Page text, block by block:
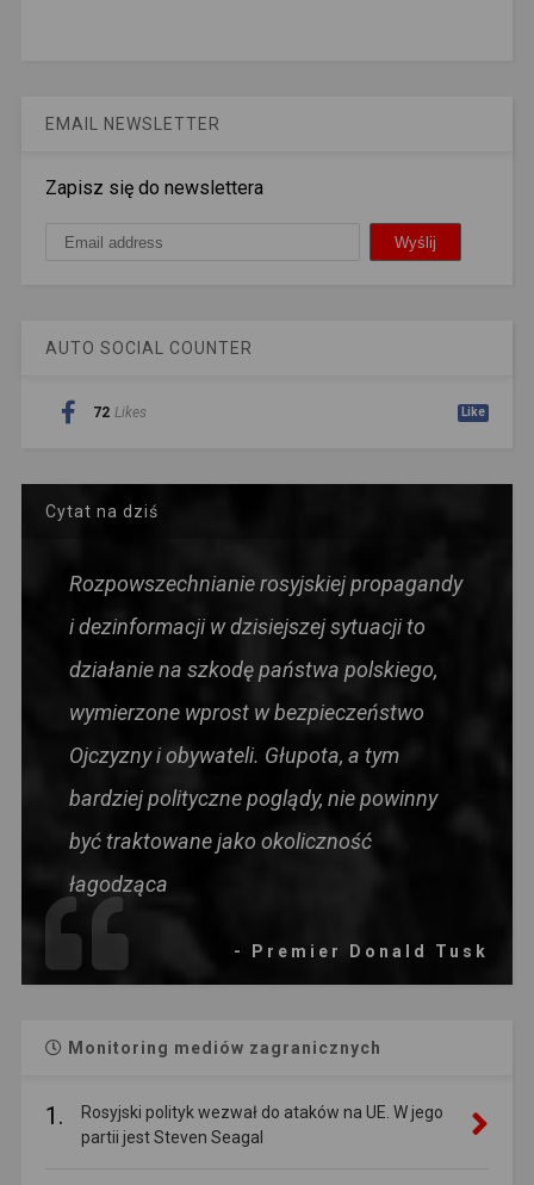
EMAIL NEWSLETTER
Zapisz się do newslettera
AUTO SOCIAL COUNTER
72 Likes Like
Cytat na dziś
Rozpowszechnianie rosyjskiej propagandy
i dezinformacji w dzisiejszej sytuacji to
działanie na szkodę państwa polskiego,
wymierzone wprost w bezpieczeństwo
Ojczyzny i obywateli. Głupota, a tym
bardziej polityczne poglądy, nie powinny
być traktowane jako okoliczność
łagodząca
- Premier Donald Tusk
Monitoring mediów zagranicznych
1.
Rosyjski polityk wezwał do ataków na UE. W jego
partii jest Steven Seagal